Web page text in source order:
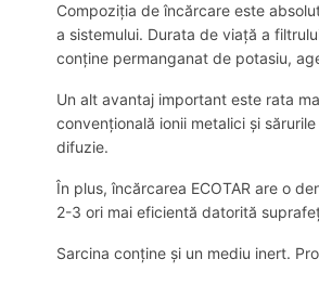
Compoziția de încărcare este
a sistemului. Durata de viață a
conține permanganat de potasiu,
Un alt avantaj important este rata
convențională ionii metalici și
difuzie.
În plus, încărcarea ECOTAR are o
2-3 ori mai eficientă datorită
Sarcina conține și un mediu inert.